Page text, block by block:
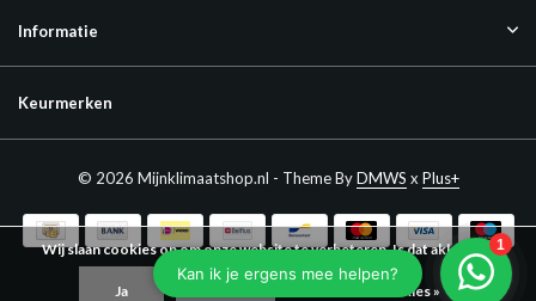
Informatie
Keurmerken
© 2026 Mijnklimaatshop.nl - Theme ByDMWS x Plus+
Wij slaan cookies op om onze website te verbeteren. Is dat akkoord?
Ja Meer over cookies »